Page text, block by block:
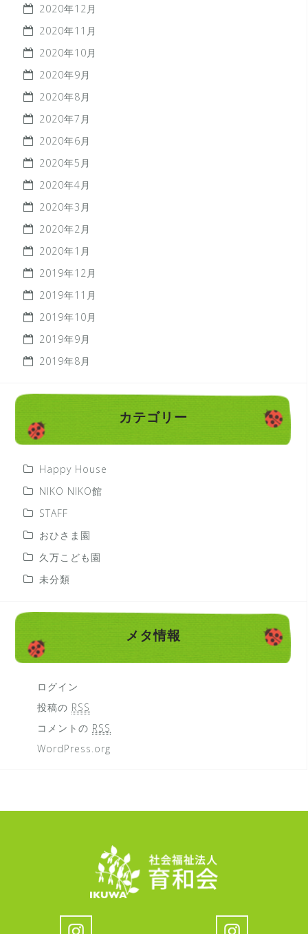
2020年12月
2020年11月
2020年10月
2020年9月
2020年8月
2020年7月
2020年6月
2020年5月
2020年4月
2020年3月
2020年2月
2020年1月
2019年12月
2019年11月
2019年10月
2019年9月
2019年8月
カテゴリー
Happy House
NIKO NIKO館
STAFF
おひさま園
久万こども園
未分類
メタ情報
ログイン
投稿の RSS
コメントの RSS
WordPress.org